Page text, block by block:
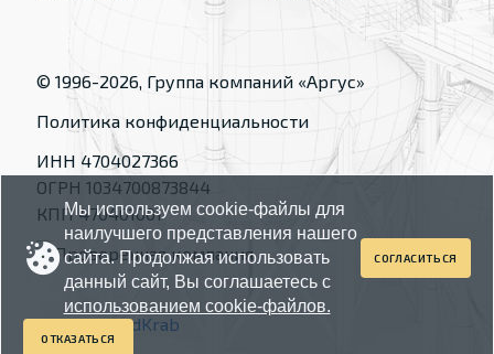
© 1996-2026, Группа компаний «Аргус»
Политика конфиденциальности
ИНН 4704027366
ОГРН 1034700873844
КПП 470401001
Made byRedKrab
Мы используем cookie-файлы для
наилучшего представления нашего
сайта. Продолжая использовать
данный сайт, Вы соглашаетесь с
использованием cookie-файлов.
СОГЛАСИТЬСЯ
ОТКАЗАТЬСЯ